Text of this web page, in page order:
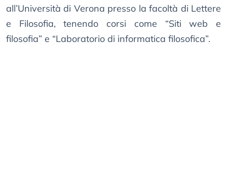
all’Università di Verona presso la facoltà di Lettere
e Filosofia, tenendo corsi come “Siti web e
filosofia” e “Laboratorio di informatica filosofica”.